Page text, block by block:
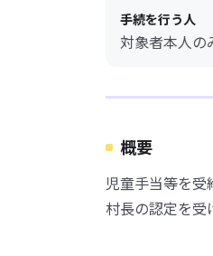
手続を行う人
対象者本人の
概要
児童手当等を
村長の認定を受